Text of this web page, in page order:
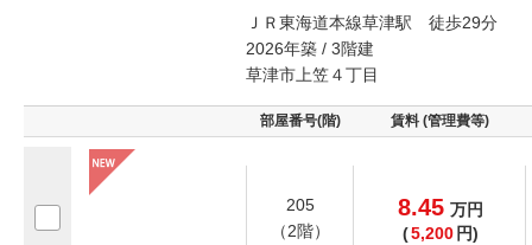
ＪＲ東海道本線草津駅 徒歩29分
2026年築 / 3階建
草津市上笠４丁目
部屋番号(階) 賃料 (管理費等)
205
（2階）
8.45 万円
(5,200 円)